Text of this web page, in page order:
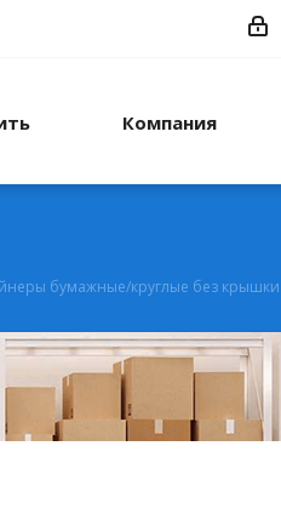
Компания
бумажные/круглые без крышки